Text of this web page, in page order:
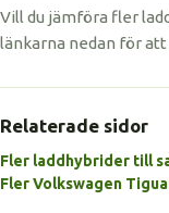
Vill du jämföra fler
länkarna nedan för
Relaterade sidor
Fler laddhybrider till
Fler Volkswagen